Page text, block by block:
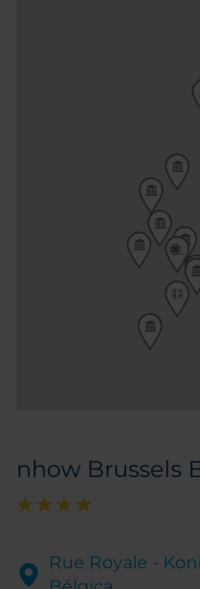
nhow Brussels
Rue Royale -